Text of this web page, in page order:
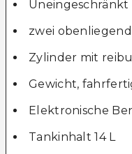
zwei
Zylinder mit
Gewicht,
Elektronische
Tankinhalt 14 L